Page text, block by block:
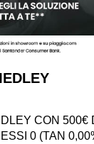
CON 500€
0 (TAN